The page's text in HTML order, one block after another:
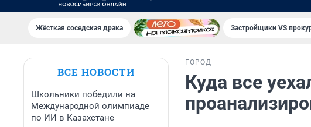
Жёсткая соседская драка Застройщики VS
ВСЕ НОВОСТИ
Школьники победили на
Международной олимпиаде
по ИИ в Казахстане
ГОРОД
Куда все